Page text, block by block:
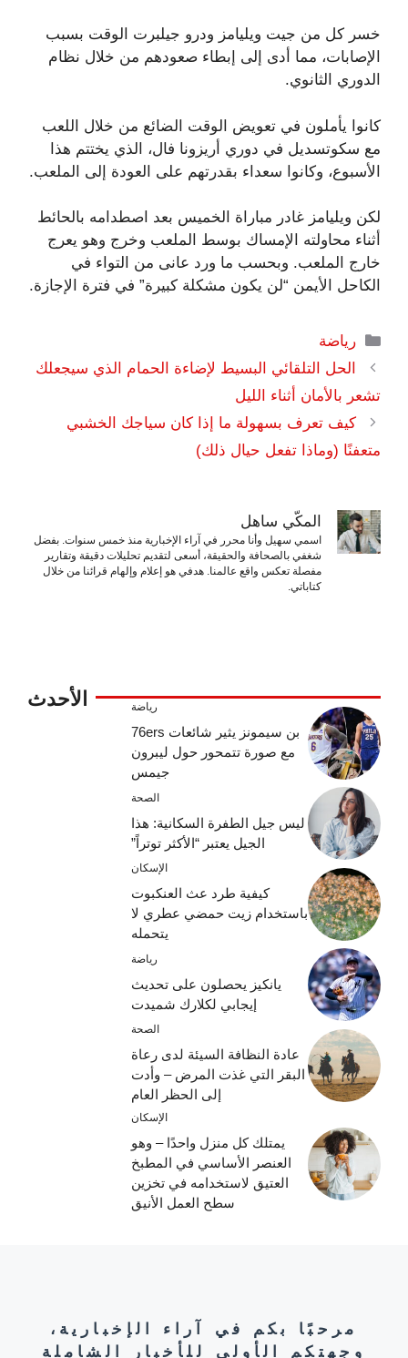
خسر كل من جيت ويليامز ودرو جيلبرت الوقت بسبب
الإصابات، مما أدى إلى إبطاء صعودهم من خلال نظام
الدوري الثانوي.
كانوا يأملون في تعويض الوقت الضائع من خلال اللعب
مع سكوتسديل في دوري أريزونا فال، الذي يختتم هذا
الأسبوع، وكانوا سعداء بقدرتهم على العودة إلى الملعب.
لكن ويليامز غادر مباراة الخميس بعد اصطدامه بالحائط
أثناء محاولته الإمساك بوسط الملعب وخرج وهو يعرج
خارج الملعب. وبحسب ما ورد عانى من التواء في
الكاحل الأيمن “لن يكون مشكلة كبيرة” في فترة الإجازة.
التصنيفات
رياضة
الحل التلقائي البسيط لإضاءة الحمام الذي سيجعلك
تشعر بالأمان أثناء الليل
كيف تعرف بسهولة ما إذا كان سياجك الخشبي
متعفنًا (وماذا تفعل حيال ذلك)
المكّي ساهل
اسمي سهيل وأنا محرر في آراء الإخبارية منذ خمس سنوات. بفضل
شغفي بالصحافة والحقيقة، أسعى لتقديم تحليلات دقيقة وتقارير
مفصلة تعكس واقع عالمنا. هدفي هو إعلام وإلهام قرائنا من خلال
كتاباتي.
الأحدث رياضة
بن سيمونز يثير شائعات 76ers
مع صورة تتمحور حول ليبرون
جيمس
الصحة
ليس جيل الطفرة السكانية: هذا
الجيل يعتبر “الأكثر توتراً”
الإسكان
كيفية طرد عث العنكبوت
باستخدام زيت حمضي عطري لا
يتحمله
رياضة
يانكيز يحصلون على تحديث
إيجابي لكلارك شميدت
الصحة
عادة النظافة السيئة لدى رعاة
البقر التي غذت المرض – وأدت
إلى الحظر العام
الإسكان
يمتلك كل منزل واحدًا – وهو
العنصر الأساسي في المطبخ
العتيق لاستخدامه في تخزين
سطح العمل الأنيق
مرحبًا بكم في آراء الإخبارية،
وجهتكم الأولى للأخبار الشاملة